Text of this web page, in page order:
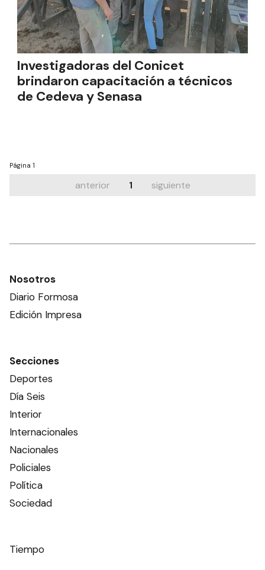
Investigadoras del Conicet
brindaron capacitación a técnicos
de Cedeva y Senasa
Página 1
anterior 1 siguiente
Nosotros
Diario Formosa
Edición Impresa
Secciones
Deportes
Día Seis
Interior
Internacionales
Nacionales
Policiales
Política
Sociedad
Tiempo